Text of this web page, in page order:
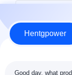
Hentgpower
Good day, what